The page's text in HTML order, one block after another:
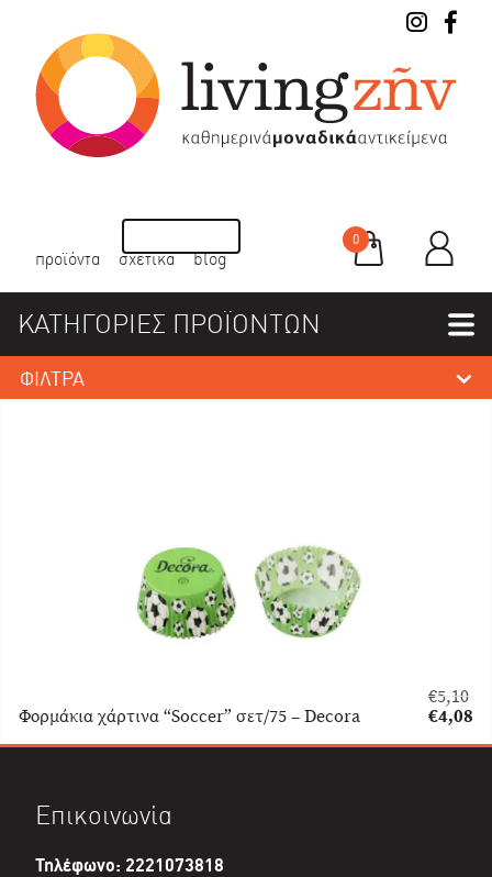
προϊόντα σχετικά blog
0
ΚΑΤΗΓΟΡΙΕΣ ΠΡΟΪΟΝΤΩΝ
ΦΙΛΤΡΑ
Φορμάκια χάρτινα “Soccer” σετ/75 – Decora
€5,10
Original
was:
€4,08
Επικοινωνία
Τηλέφωνο: 2221073818